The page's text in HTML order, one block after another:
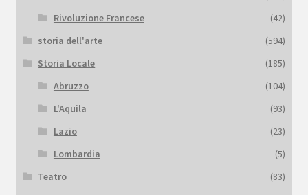
Rivoluzione Francese
(42)
storia dell'arte
(594)
Storia Locale
(185)
Abruzzo
(104)
L'Aquila
(93)
Lazio
(23)
Lombardia
(5)
Teatro
(83)